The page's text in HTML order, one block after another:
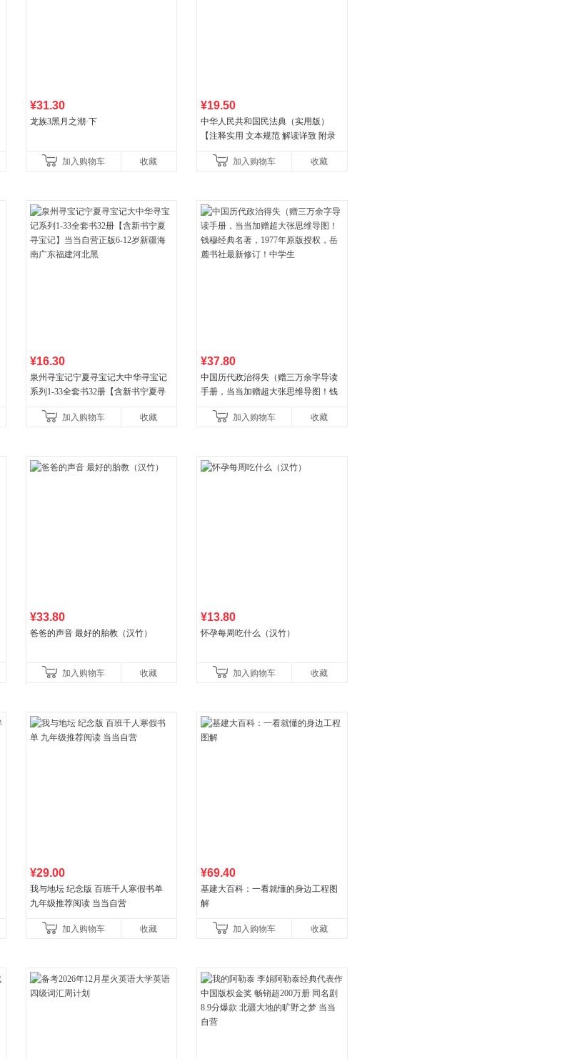
¥31.30
龙族3黑月之潮·下
加入购物车 收藏
¥19.50
中华人民共和国民法典（实用版）
【注释实用 文本规范 解读详致 附录
加入购物车
收藏
¥16.30
泉州寻宝记宁夏寻宝记大中华寻宝记
系列1-33全套书32册【含新书宁夏寻
广东福建河北黑
加入购物车 收藏
¥37.80
中国历代政治得失（赠三万余字导读
手册，当当加赠超大张思维导图！钱
书社最新修订！中学生
加入购物车 收藏
¥33.80
爸爸的声音 最好的胎教（汉竹）
加入购物车 收藏
¥13.80
怀孕每周吃什么（汉竹）
加入购物车 收藏
¥29.00
我与地坛 纪念版 百班千人寒假书单
九年级推荐阅读 当当自营
加入购物车 收藏
¥69.40
基建大百科：一看就懂的身边工程图
解
加入购物车 收藏